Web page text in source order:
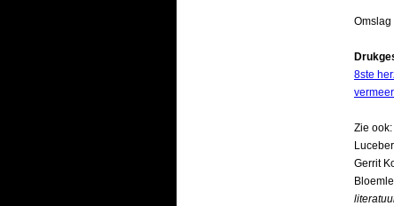
Omslag
8ste
Zie ook:
Gerrit